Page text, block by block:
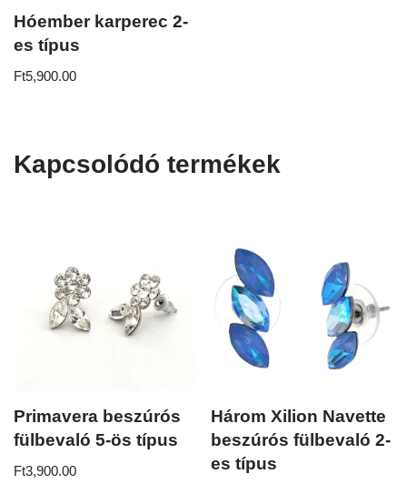
Hóember karperec 2-
es típus
Ft5,900.00
Kapcsolódó termékek
Primavera beszúrós
fülbevaló 5-ös típus
Ft3,900.00
Három Xilion Navette
beszúrós fülbevaló 2-
es típus